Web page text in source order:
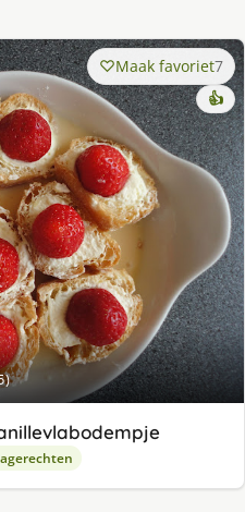
Maak favoriet7
👍